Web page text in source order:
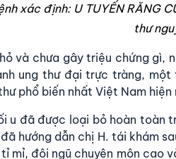
xác định: U TUYẾN RĂNG
thư
và chưa gây triệu chứng gì,
ung thư đại trực tràng, một
phổ biến nhất Việt Nam hiện
u đã được loại bỏ hoàn toàn
hướng dẫn chị H. tái khám
mỉ, đội ngũ chuyên môn cao